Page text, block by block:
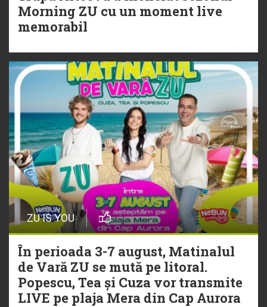
20 Iulie
Torpedoul lui Morar: Theo Rose -
Morning ZU cu un moment live
memorabil
ZU IS YOU
În perioada 3-7 august, Matinalul
de Vară ZU se mută pe litoral.
Popescu, Tea și Cuza vor transmite
LIVE pe plaja Mera din Cap Aurora